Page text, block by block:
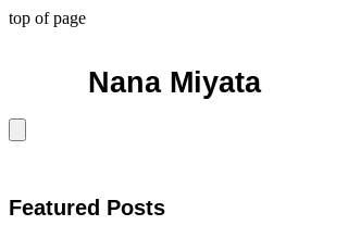
top of page
Nana Miyata
Featured Posts